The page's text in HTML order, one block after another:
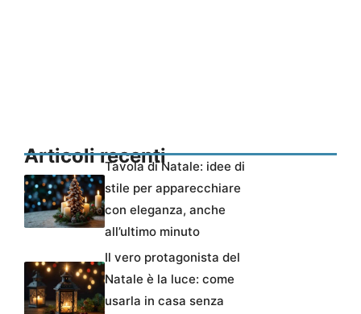
Articoli recentiTavola di Natale: idee di
stile per apparecchiare
con eleganza, anche
all’ultimo minuto
Il vero protagonista del
Natale è la luce: come
usarla in casa senza